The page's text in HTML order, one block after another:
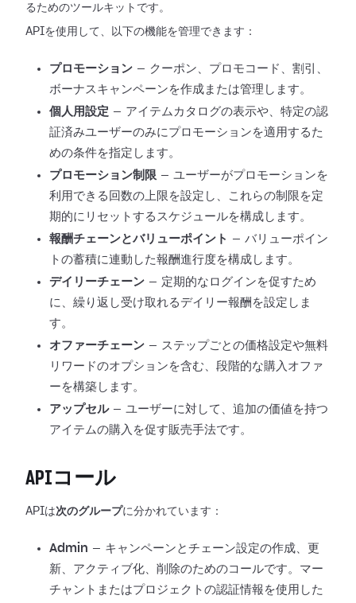
るためのツールキットです。
APIを使用して、以下の機能を管理できます：
プロモーション — クーポン、プロモコード、割引、
ボーナスキャンペーンを作成または管理します。
個人用設定 — アイテムカタログの表示や、特定の認
証済みユーザーのみにプロモーションを適用するた
めの条件を指定します。
プロモーション制限 — ユーザーがプロモーションを
利用できる回数の上限を設定し、これらの制限を定
期的にリセットするスケジュールを構成します。
報酬チェーンとバリューポイント — バリューポイン
トの蓄積に連動した報酬進行度を構成します。
デイリーチェーン — 定期的なログインを促すため
に、繰り返し受け取れるデイリー報酬を設定しま
す。
オファーチェーン — ステップごとの価格設定や無料
リワードのオプションを含む、段階的な購入オファ
ーを構築します。
アップセル— ユーザーに対して、追加の価値を持つ
アイテムの購入を促す販売手法です。
APIコール
APIは次のグループに分かれています：
Admin — キャンペーンとチェーン設定の作成、更
新、アクティブ化、削除のためのコールです。マー
チャントまたはプロジェクトの認証情報を使用した